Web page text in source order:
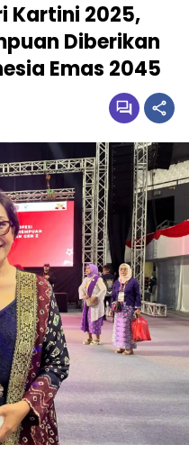
Kartini 2025,
Diberikan
Emas 2045